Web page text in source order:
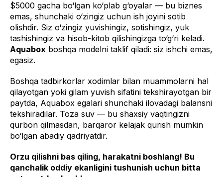
$5000 gacha bo‘lgan ko‘plab g‘oyalar — bu biznes
emas, shunchaki o‘zingiz uchun ish joyini sotib
olishdir. Siz o‘zingiz yuvishingiz, sotishingiz, yuk
tashishingiz va hisob-kitob qilishingizga to‘g‘ri keladi.
Aquabox boshqa modelni taklif qiladi: siz ishchi emas,
egasiz.
Boshqa tadbirkorlar xodimlar bilan muammolarni hal
qilayotgan yoki gilam yuvish sifatini tekshirayotgan bir
paytda, Aquabox egalari shunchaki ilovadagi balansni
tekshiradilar. Toza suv — bu shaxsiy vaqtingizni
qurbon qilmasdan, barqaror kelajak qurish mumkin
bo‘lgan abadiy qadriyatdir.
Orzu qilishni bas qiling, harakatni boshlang! Bu
qanchalik oddiy ekanligini tushunish uchun bitta